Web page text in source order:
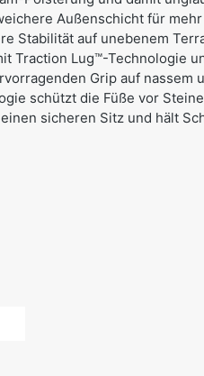
Außenschicht für
Stabilität auf unebenem
Traction Lug™-Technologie
Grip auf nassem
schützt die Füße vor
sicheren Sitz und hält